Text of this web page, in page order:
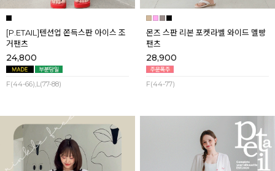
[P.ETAIL]텐션업 쫀득스판 아이스 조
거팬츠
24,800
F(44-66),L(77-88)
몬즈 스판 리본 포켓라벨 와이드 멜빵
팬츠
28,900
F(44-77)